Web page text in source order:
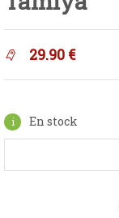
29.90 €
En stock